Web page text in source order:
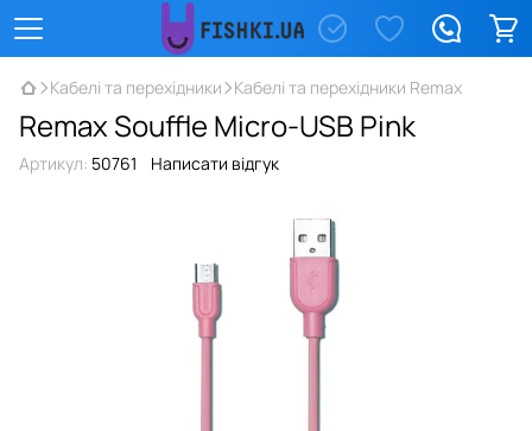
Кабелі та перехідники Кабелі та перехідники Remax
Remax Souffle Micro-USB Pink
Артикул: 50761 Написати відгук